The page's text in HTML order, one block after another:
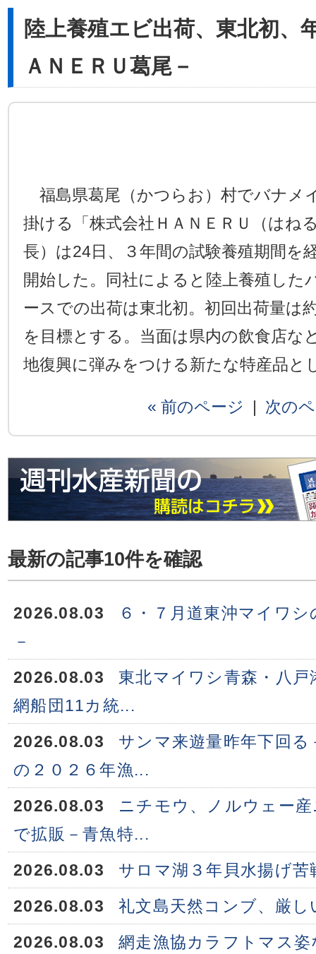
陸上養殖エビ出荷、東北初、
ＡＮＥＲＵ葛尾－
福島県葛尾（かつらお）村でバナメ
掛ける「株式会社ＨＡＮＥＲＵ（はね
長）は24日、３年間の試験養殖期間を
開始した。同社によると陸上養殖した
ースでの出荷は東北初。初回出荷量は
を目標とする。当面は県内の飲食店な
地復興に弾みをつける新たな特産品と
« 前のページ | 次の
最新の記事10件を確認
2026.08.03
６・７月道東沖マイワ
－
2026.08.03
東北マイワシ青森・八
網船団11カ統...
2026.08.03
サンマ来遊量昨年下回
の２０２６年漁...
2026.08.03
ニチモウ、ノルウェー
で拡販－青魚特...
2026.08.03
サロマ湖３年貝水揚げ苦
2026.08.03
礼文島天然コンブ、厳し
2026.08.03
網走漁協カラフトマス